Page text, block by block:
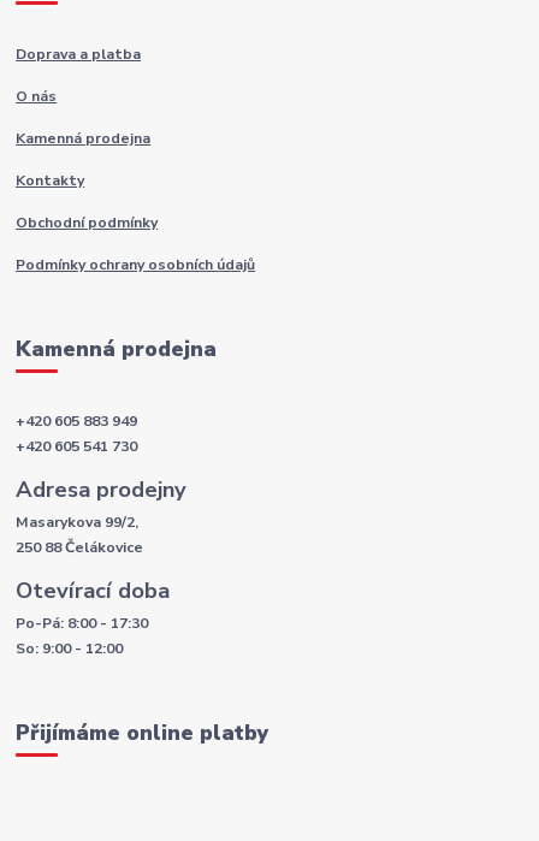
Doprava a platba
O nás
Kamenná prodejna
Kontakty
Obchodní podmínky
Podmínky ochrany osobních údajů
Kamenná prodejna
+420 605 883 949
+420 605 541 730
Adresa prodejny
Masarykova 99/2,
250 88 Čelákovice
Otevírací doba
Po-Pá: 8:00 - 17:30
So: 9:00 - 12:00
Přijímáme online platby